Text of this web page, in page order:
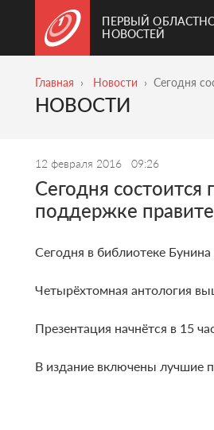
ПЕРВЫЙ
НОВОСТЕЙ
Главная Новости Сегодня
НОВОСТИ
12 февраля 2016 09:26
Сегодня
поддержке
Сегодня в библиотеке
Четырёхтомная антология
Презентация начнётся в 15
В издание включены лучшие